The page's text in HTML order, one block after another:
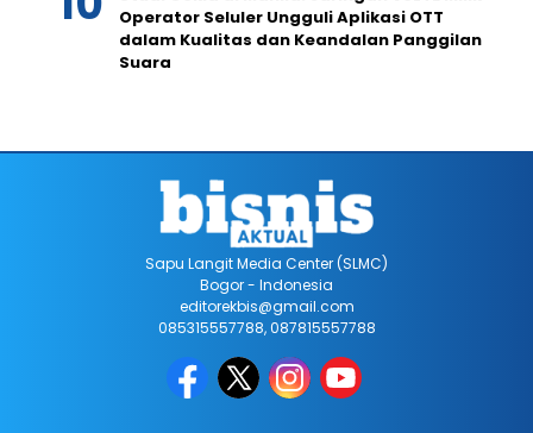
Operator Seluler Ungguli Aplikasi OTT
dalam Kualitas dan Keandalan Panggilan
Suara
Sapu Langit Media Center (SLMC)
Bogor - Indonesia
editorekbis@gmail.com
085315557788, 087815557788